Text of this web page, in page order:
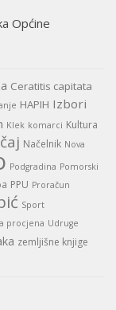
Općine
Ceratitis capitata
HAPIH Izbori
Klek komarci Kultura
Načelnik Nova
Podgradina Pomorski
PPU Proračun
Sport
procjena Udruge
zemljišne knjige